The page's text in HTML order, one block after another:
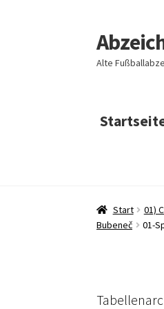
Zur
Navigation
springen
Zum
Inhalt
springen
Alte
Start 01)
Bubeneč
01-